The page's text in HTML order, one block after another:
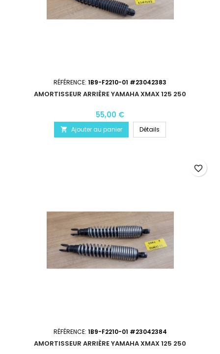
RÉFÉRENCE: 1B9-F2210-01 #23042383
AMORTISSEUR ARRIÈRE YAMAHA XMAX 125 250
55,00 €
 Ajouter au panier Détails
RÉFÉRENCE: 1B9-F2210-01 #23042384
AMORTISSEUR ARRIÈRE YAMAHA XMAX 125 250
favorite_border